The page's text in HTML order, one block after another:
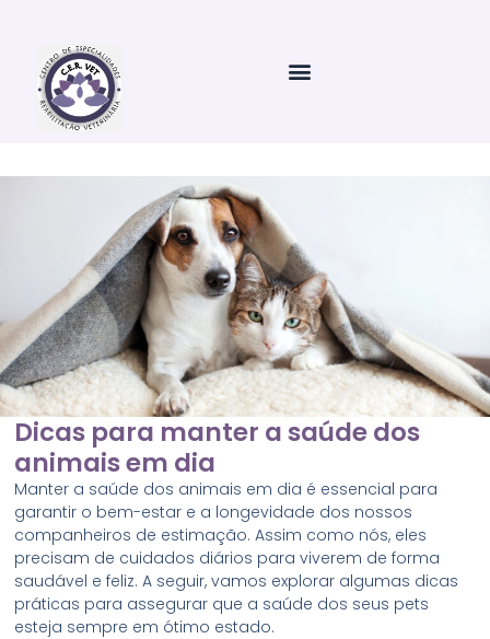
para
conteúdo
Dicas para manter a saúde dos
animais em dia
Manter a saúde dos animais em dia é essencial para
garantir o bem-estar e a longevidade dos nossos
companheiros de estimação. Assim como nós, eles
precisam de cuidados diários para viverem de forma
saudável e feliz. A seguir, vamos explorar algumas dicas
práticas para assegurar que a saúde dos seus pets
esteja sempre em ótimo estado.